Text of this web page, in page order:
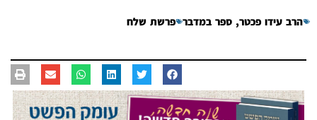
הרב עידו פכטר, ספר במדבר פרשת שלח